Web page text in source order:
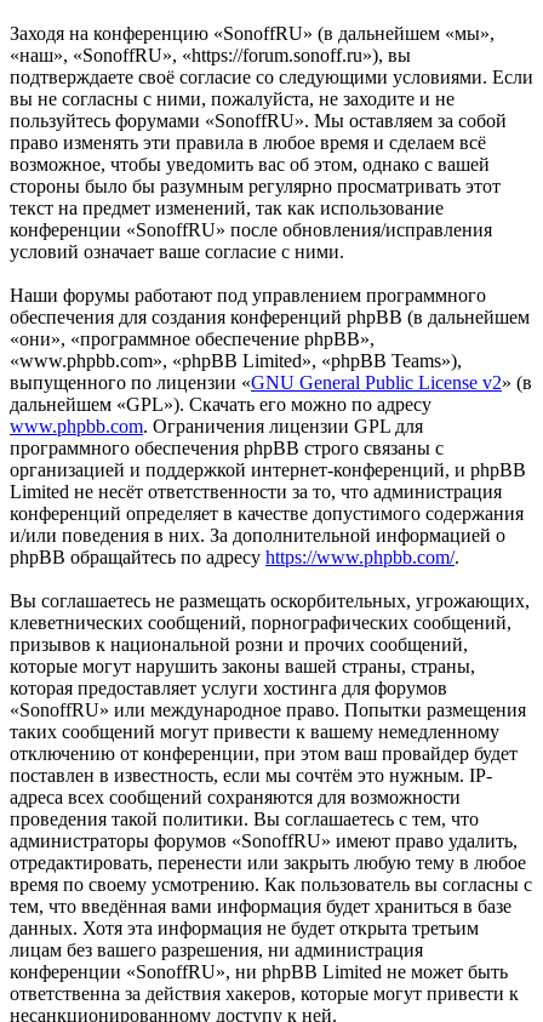
Заходя на конференцию «SonoffRU» (в дальнейшем «мы»,
«наш», «SonoffRU», «https://forum.sonoff.ru»), вы
подтверждаете своё согласие со следующими условиями. Если
вы не согласны с ними, пожалуйста, не заходите и не
пользуйтесь форумами «SonoffRU». Мы оставляем за собой
право изменять эти правила в любое время и сделаем всё
возможное, чтобы уведомить вас об этом, однако с вашей
стороны было бы разумным регулярно просматривать этот
текст на предмет изменений, так как использование
конференции «SonoffRU» после обновления/исправления
условий означает ваше согласие с ними.
Наши форумы работают под управлением программного
обеспечения для создания конференций phpBB (в дальнейшем
«они», «программное обеспечение phpBB»,
«www.phpbb.com», «phpBB Limited», «phpBB Teams»),
выпущенного по лицензии «GNU General Public License v2» (в
дальнейшем «GPL»). Скачать его можно по адресу
www.phpbb.com. Ограничения лицензии GPL для
программного обеспечения phpBB строго связаны с
организацией и поддержкой интернет-конференций, и phpBB
Limited не несёт ответственности за то, что администрация
конференций определяет в качестве допустимого содержания
и/или поведения в них. За дополнительной информацией о
phpBB обращайтесь по адресу https://www.phpbb.com/.
Вы соглашаетесь не размещать оскорбительных, угрожающих,
клеветнических сообщений, порнографических сообщений,
призывов к национальной розни и прочих сообщений,
которые могут нарушить законы вашей страны, страны,
которая предоставляет услуги хостинга для форумов
«SonoffRU» или международное право. Попытки размещения
таких сообщений могут привести к вашему немедленному
отключению от конференции, при этом ваш провайдер будет
поставлен в известность, если мы сочтём это нужным. IP-
адреса всех сообщений сохраняются для возможности
проведения такой политики. Вы соглашаетесь с тем, что
администраторы форумов «SonoffRU» имеют право удалить,
отредактировать, перенести или закрыть любую тему в любое
время по своему усмотрению. Как пользователь вы согласны с
тем, что введённая вами информация будет храниться в базе
данных. Хотя эта информация не будет открыта третьим
лицам без вашего разрешения, ни администрация
конференции «SonoffRU», ни phpBB Limited не может быть
ответственна за действия хакеров, которые могут привести к
несанкционированному доступу к ней.